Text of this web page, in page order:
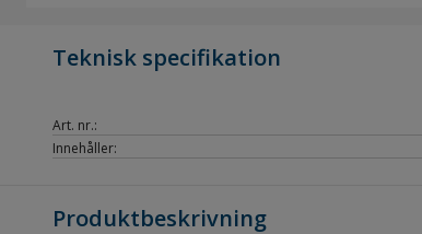
Teknisk specifikation
Art. nr.:
Innehåller:
Produktbeskrivning